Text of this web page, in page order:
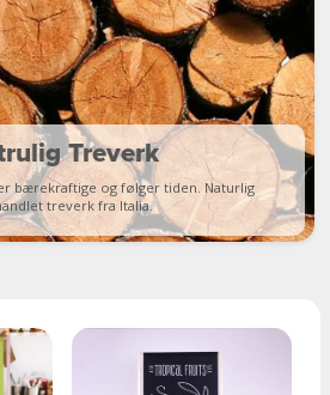
Treverk
bærekraftige og følger tiden. Naturlig
treverk fra Italia.